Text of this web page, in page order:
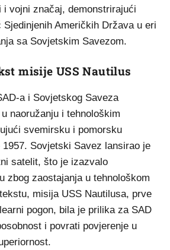
i vojni značaj, demonstrirajući
Sjedinjenih Američkih Država u eri
sa Sovjetskim Savezom.
misije USS Nautilus
a i Sovjetskog Saveza
naoružanju i tehnološkim
svemirsku i pomorsku
1957. Sovjetski Savez lansirao je
satelit, što je izazvalo
zbog zaostajanja u tehnološkom
misija USS Nautilusa, prve
pogon, bila je prilika za SAD
i povrati povjerenje u